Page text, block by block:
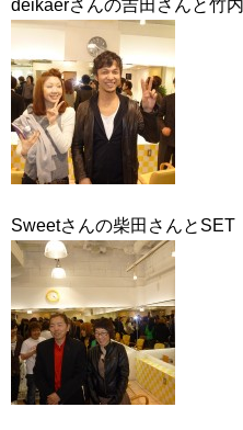
deikaerさんの吉田さんと竹
Sweetさんの柴田さんと